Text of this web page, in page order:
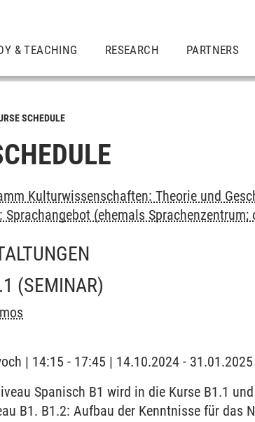
& TEACHING RESEARCH PARTNERS
SCHEDULE
Kulturwissenschaften: Theorie und
(ehemals Sprachenzentrum;
(SEMINAR)
| 14:15 - 17:45 | 14.10.2024 -
Spanisch B1 wird in die Kurse B1.1
B1. B1.2: Aufbau der Kenntnisse für das